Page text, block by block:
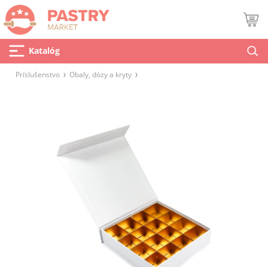
Katalóg
Príslušenstvo Obaly, dózy a kryty